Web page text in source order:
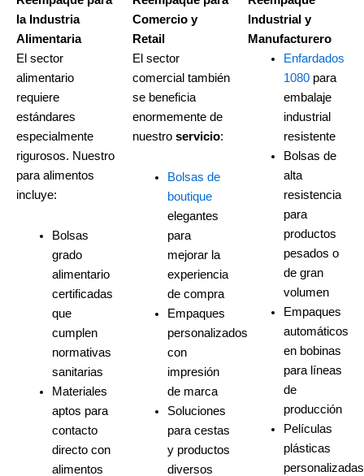
la Industria
Alimentaria
El sector
alimentario
requiere
estándares
especialmente
rigurosos. Nuestro
para alimentos
incluye:
Bolsas
grado
alimentario
certificadas
que
cumplen
normativas
sanitarias
Materiales
aptos para
contacto
directo con
alimentos
Comercio y
Retail
El sector
comercial también
se beneficia
enormemente de
nuestro servicio:
Bolsas de
boutique
elegantes
para
mejorar la
experiencia
de compra
Empaques
personalizados
con
impresión
de marca
Soluciones
para cestas
y productos
diversos
Industrial y
Manufacturero
Enfardados
1080 para
embalaje
industrial
resistente
Bolsas de
alta
resistencia
para
productos
pesados o
de gran
volumen
Empaques
automáticos
en bobinas
para líneas
de
producción
Películas
plásticas
personalizadas